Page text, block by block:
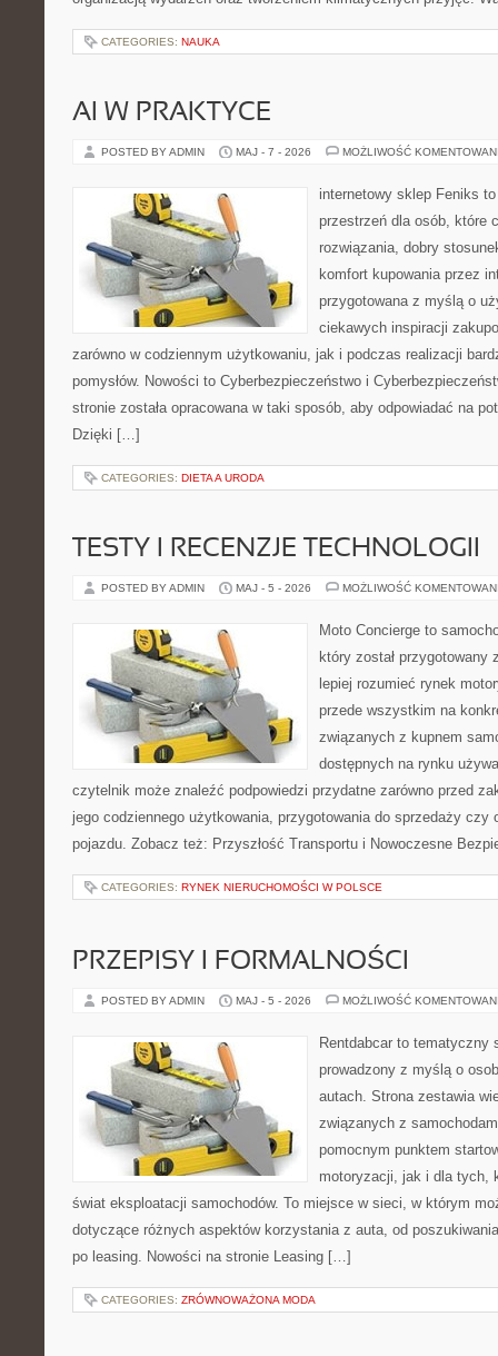
CATEGORIES: NAUKA
AI W PRAKTYCE
POSTED BY ADMIN MAJ - 7 - 2026 MOŻLIWOŚĆ
internetowy sklep Feniks
przestrzeń dla osób, które
rozwiązania, dobry
komfort kupowania przez
przygotowana z myślą o
ciekawych inspiracji
zarówno w codziennym użytkowaniu, jak i podczas realizacji
pomysłów. Nowości to Cyberbezpieczeństwo i
stronie została opracowana w taki sposób, aby odpowiadać na
Dzięki […]
CATEGORIES: DIETA A URODA
TESTY I RECENZJE TECHNOLOGII
POSTED BY ADMIN MAJ - 5 - 2026 MOŻLIWOŚĆ
Moto Concierge to
który został
lepiej rozumieć rynek
przede wszystkim na
związanych z kupnem
dostępnych na rynku
czytelnik może znaleźć podpowiedzi przydatne zarówno przed
jego codziennego użytkowania, przygotowania do sprzedaży czy
pojazdu. Zobacz też: Przyszłość Transportu i Nowoczesne
CATEGORIES: RYNEK NIERUCHOMOŚCI W POLSCE
PRZEPISY I FORMALNOŚCI
POSTED BY ADMIN MAJ - 5 - 2026 MOŻLIWOŚĆ
Rentdabcar to tematyczny
prowadzony z myślą o
autach. Strona zestawia
związanych z
pomocnym punktem
motoryzacji, jak i dla tych,
świat eksploatacji samochodów. To miejsce w sieci, w którym
dotyczące różnych aspektów korzystania z auta, od
po leasing. Nowości na stronie Leasing […]
CATEGORIES: ZRÓWNOWAŻONA MODA